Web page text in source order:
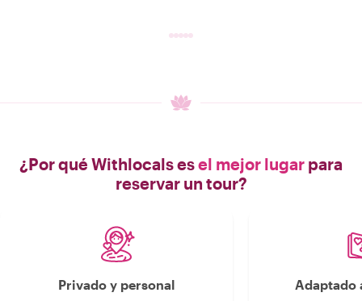
¿Por qué Withlocals esel mejor lugar para
reservar un tour?
Privado y personal Adaptado